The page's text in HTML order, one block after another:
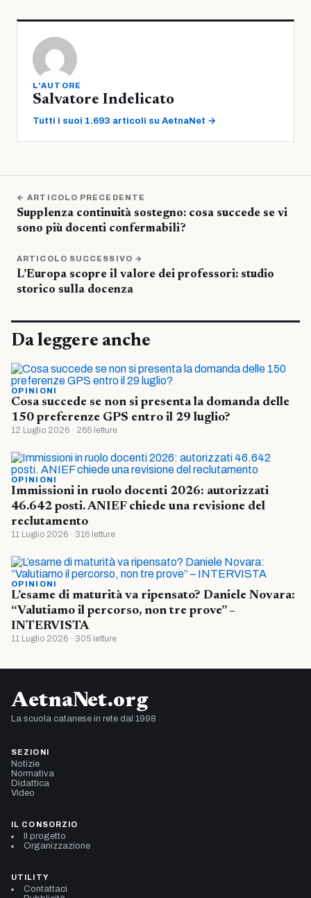
L'AUTORE
Salvatore Indelicato
Tutti i suoi 1.693 articoli su AetnaNet →
← ARTICOLO PRECEDENTE
Supplenza continuità sostegno: cosa succede se vi
sono più docenti confermabili?
ARTICOLO SUCCESSIVO →
L’Europa scopre il valore dei professori: studio
storico sulla docenza
Da leggere anche
OPINIONI
Cosa succede se non si presenta la domanda delle
150 preferenze GPS entro il 29 luglio?
12 Luglio 2026 · 265 letture
OPINIONI
Immissioni in ruolo docenti 2026: autorizzati
46.642 posti. ANIEF chiede una revisione del
reclutamento
11 Luglio 2026 · 316 letture
OPINIONI
L’esame di maturità va ripensato? Daniele Novara:
“Valutiamo il percorso, non tre prove” –
INTERVISTA
11 Luglio 2026 · 305 letture
AetnaNet.org
La scuola catanese in rete dal 1998
SEZIONI
Notizie
Normativa
Didattica
Video
IL CONSORZIO
Il progetto
Organizzazione
UTILITY
Contattaci